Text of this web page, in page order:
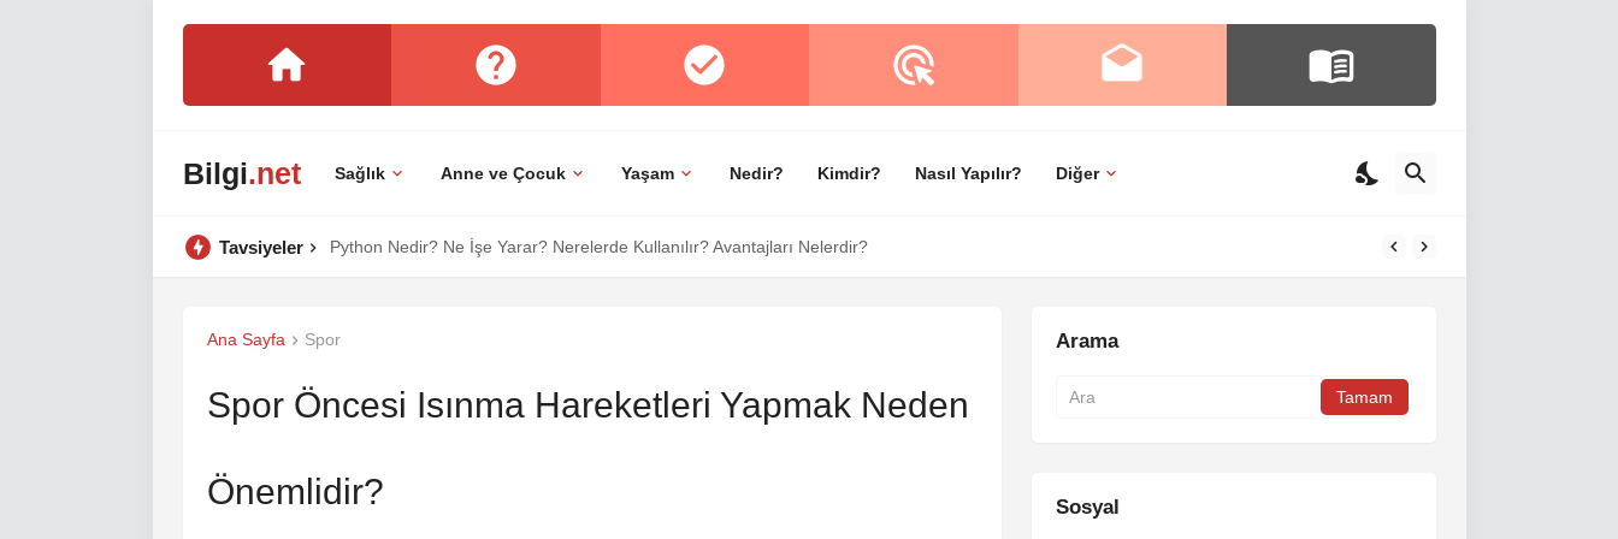
Bilgi.net Sağlık Anne ve Çocuk Yaşam Nedir? Kimdir? Nasıl Yapılır? Diğer
Tavsiyeler Python Nedir? Ne İşe Yarar? Nerelerde Kullanılır? Avantajları Nelerdir?
Ana Sayfa Spor
Spor Öncesi Isınma Hareketleri Yapmak Neden
Önemlidir?
Arama
Sosyal